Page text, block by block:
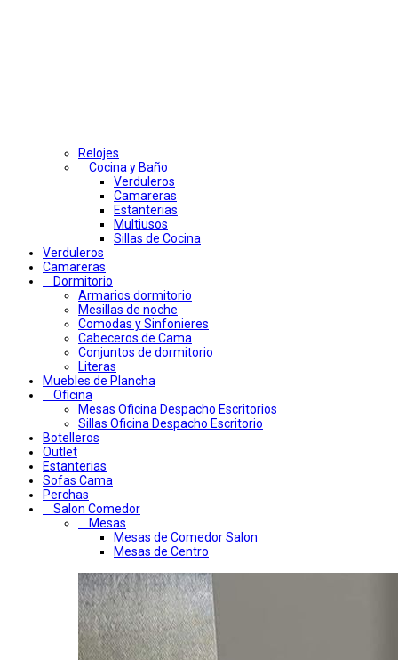
Relojes
Cocina y Baño
Verduleros
Camareras
Estanterias
Multiusos
Sillas de Cocina
Verduleros
Camareras
Dormitorio
Armarios dormitorio
Mesillas de noche
Comodas y Sinfonieres
Cabeceros de Cama
Conjuntos de dormitorio
Literas
Muebles de Plancha
Oficina
Mesas Oficina Despacho Escritorios
Sillas Oficina Despacho Escritorio
Botelleros
Outlet
Estanterias
Sofas Cama
Perchas
Salon Comedor
Mesas
Mesas de Comedor Salon
Mesas de Centro